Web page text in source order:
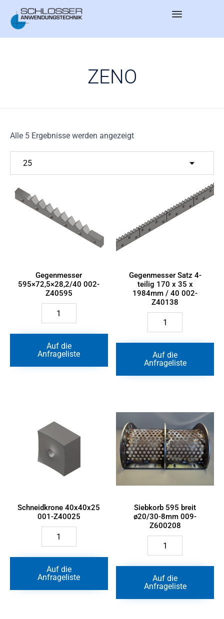
ZENO
Alle 5 Ergebnisse werden angezeigt
Gegenmesser
595×72,5×28,2/40 002-
Z40595
Gegenmesser
595x72,5x28,2/40
002-
Auf die
Anfrageliste
Gegenmesser Satz 4-
teilig 170 x 35 x
1984mm / 40 002-
Z40138
Gegenmesser
4-
x
35
x
002-
Z40138
Menge
Auf die
Anfrageliste
Schneidkrone 40x40x25
001-Z40025
Schneidkrone
40x40x25
001-
Auf die
Anfrageliste
Siebkorb 595 breit
ø20/30-8mm 009-
Z600208
Siebkorb
breit
009-
Z600208
Menge
Auf die
Anfrageliste